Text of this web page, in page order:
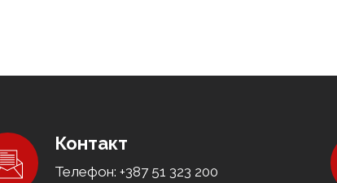
Контакт
Телефон: +387 51 323 200